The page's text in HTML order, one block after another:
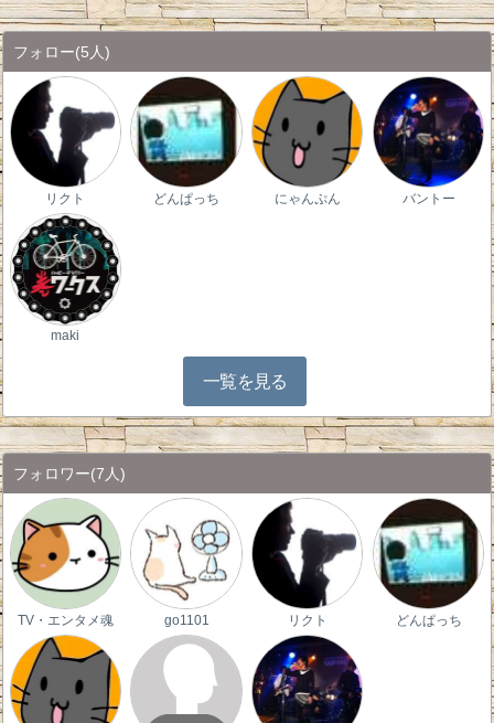
フォロー(5人)
リクト どんぱっち にゃんぷん バントー
maki
一覧を見る
フォロワー(7人)
TV・エンタメ魂 go1101 リクト どんぱっち